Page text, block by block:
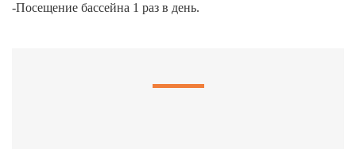
-Посещение бассейна 1 раз в день.